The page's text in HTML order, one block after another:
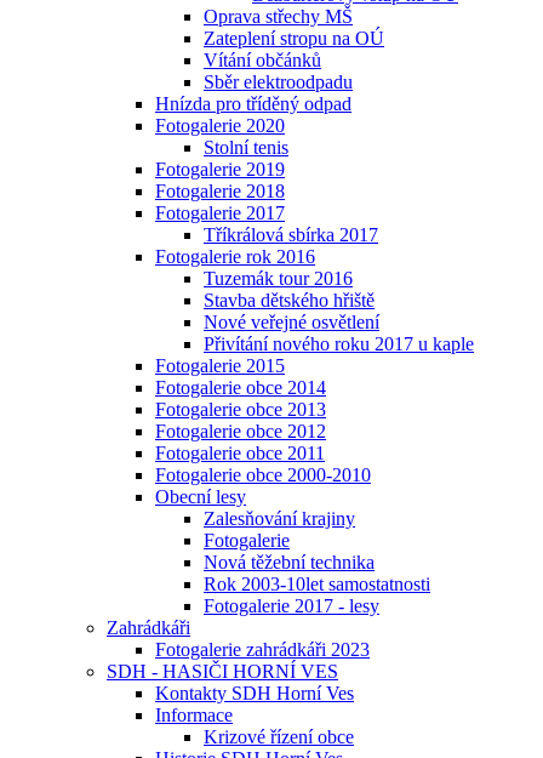
Oprava střechy MŠ
Zateplení stropu na OÚ
Vítání občánků
Sběr elektroodpadu
Hnízda pro tříděný odpad
Fotogalerie 2020
Stolní tenis
Fotogalerie 2019
Fotogalerie 2018
Fotogalerie 2017
Tříkrálová sbírka 2017
Fotogalerie rok 2016
Tuzemák tour 2016
Stavba dětského hřiště
Nové veřejné osvětlení
Přivítání nového roku 2017 u kaple
Fotogalerie 2015
Fotogalerie obce 2014
Fotogalerie obce 2013
Fotogalerie obce 2012
Fotogalerie obce 2011
Fotogalerie obce 2000-2010
Obecní lesy
Zalesňování krajiny
Fotogalerie
Nová těžební technika
Rok 2003-10let samostatnosti
Fotogalerie 2017 - lesy
Zahrádkáři
Fotogalerie zahrádkáři 2023
SDH - HASIČI HORNÍ VES
Kontakty SDH Horní Ves
Informace
Krizové řízení obce